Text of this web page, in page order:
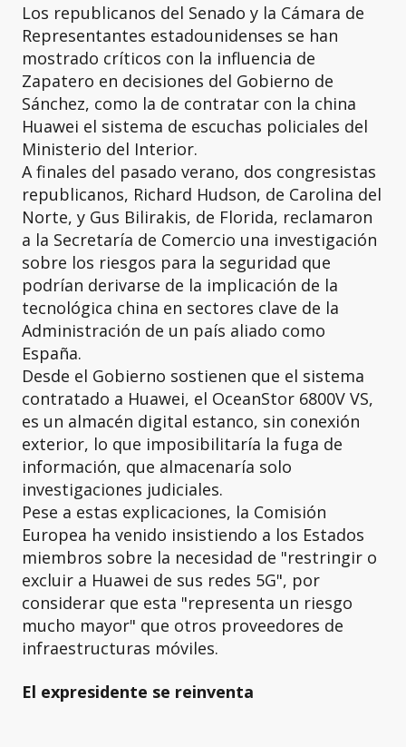
Los republicanos del Senado y la Cámara de
Representantes estadounidenses se han
mostrado críticos con la influencia de
Zapatero en decisiones del Gobierno de
Sánchez, como la de contratar con la china
Huawei el sistema de escuchas policiales del
Ministerio del Interior.
A finales del pasado verano, dos congresistas
republicanos, Richard Hudson, de Carolina del
Norte, y Gus Bilirakis, de Florida, reclamaron
a la Secretaría de Comercio una investigación
sobre los riesgos para la seguridad que
podrían derivarse de la implicación de la
tecnológica china en sectores clave de la
Administración de un país aliado como
España.
Desde el Gobierno sostienen que el sistema
contratado a Huawei, el OceanStor 6800V VS,
es un almacén digital estanco, sin conexión
exterior, lo que imposibilitaría la fuga de
información, que almacenaría solo
investigaciones judiciales.
Pese a estas explicaciones, la Comisión
Europea ha venido insistiendo a los Estados
miembros sobre la necesidad de "restringir o
excluir a Huawei de sus redes 5G", por
considerar que esta "representa un riesgo
mucho mayor" que otros proveedores de
infraestructuras móviles.
El expresidente se reinventa